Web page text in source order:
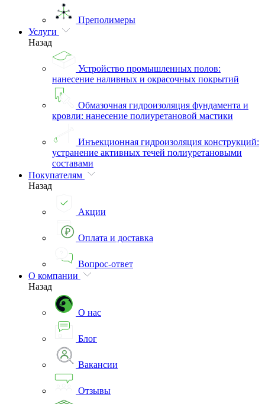
Преполимеры
Услуги
Назад
Устройство промышленных полов:
нанесение наливных и окрасочных покрытий
Обмазочная гидроизоляция фундамента и
кровли: нанесение полиуретановой мастики
Инъекционная гидроизоляция конструкций:
устранение активных течей полиуретановыми
составами
Покупателям
Назад
Акции
Оплата и доставка
Вопрос-ответ
О компании
Назад
О нас
Блог
Вакансии
Отзывы